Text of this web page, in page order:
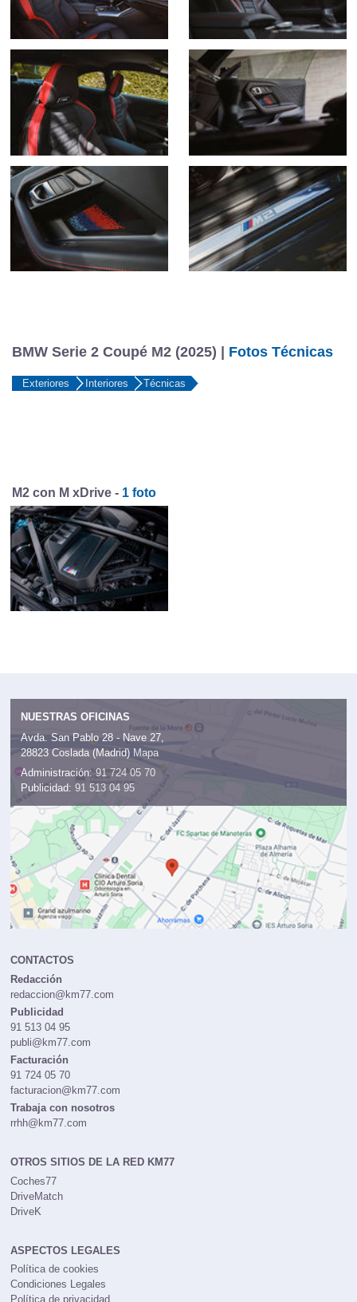
BMW Serie 2 Coupé M2 (2025) | Fotos Técnicas
Exteriores Interiores Técnicas
M2 con M xDrive - 1 foto
NUESTRAS OFICINAS
Avda. San Pablo 28 - Nave 27,
28823 Coslada (Madrid) Mapa
Administración: 91 724 05 70
Publicidad: 91 513 04 95
CONTACTOS
Redacción
redaccion@km77.com
Publicidad
91 513 04 95
publi@km77.com
Facturación
91 724 05 70
facturacion@km77.com
Trabaja con nosotros
rrhh@km77.com
OTROS SITIOS DE LA RED KM77
Coches77
DriveMatch
DriveK
ASPECTOS LEGALES
Política de cookies
Condiciones Legales
Política de privacidad